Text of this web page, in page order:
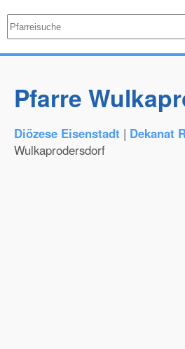
Pfarre
Diözese Eisenstadt | Dekanat
Wulkaprodersdorf